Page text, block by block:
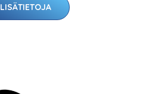
LISÄTIETOJA